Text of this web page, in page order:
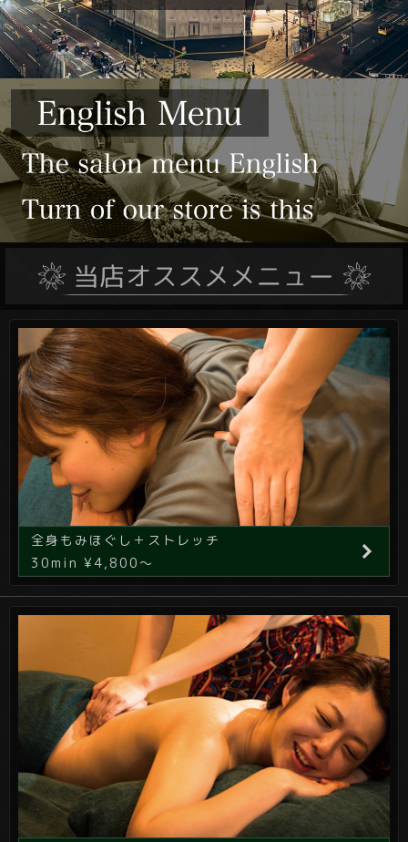
全身もみほぐし＋ストレッチ
30min ¥4,800～